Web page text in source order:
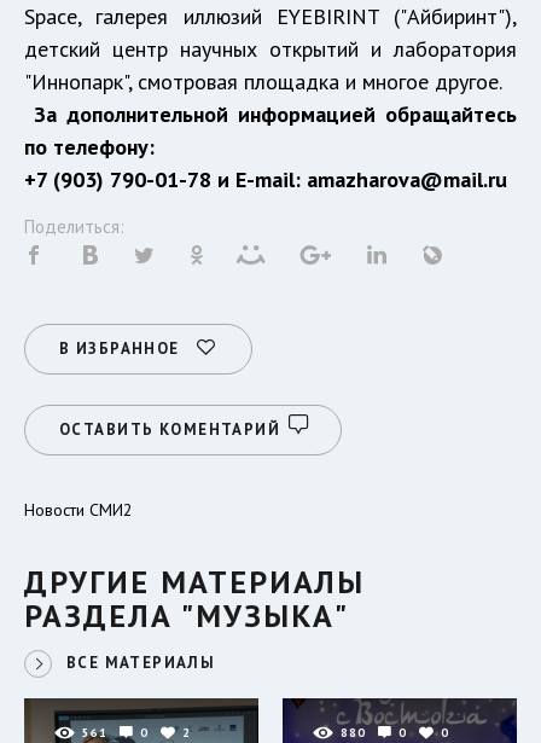
Space, галерея иллюзий EYEBIRINT ("Айбиринт"),
детский центр научных открытий и лаборатория
"Иннопарк", смотровая площадка и многое другое.
За дополнительной информацией обращайтесь
по телефону:
+7 (903) 790-01-78 и E-mail: amazharova@mail.ru
Поделиться:
В ИЗБРАННОЕ
ОСТАВИТЬ КОМЕНТАРИЙ
Новости СМИ2
ДРУГИЕ МАТЕРИАЛЫ
РАЗДЕЛА "МУЗЫКА"
ВСЕ МАТЕРИАЛЫ
561 0 2 880 0 0